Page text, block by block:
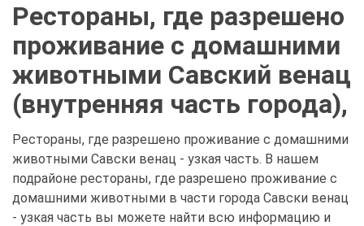
Рестораны, где разрешено
проживание с домашними
животными Савский венац
(внутренняя часть города),
Рестораны, где разрешено проживание с домашними
животными Савски венац - узкая часть. В нашем
подрайоне рестораны, где разрешено проживание с
домашними животными в части города Савски венац
- узкая часть вы можете найти всю информацию и